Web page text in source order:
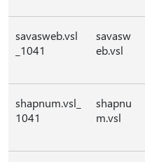
savasweb.vsl
_1041
savasw
eb.vsl
shapnum.vsl_
1041
shapnu
m.vsl